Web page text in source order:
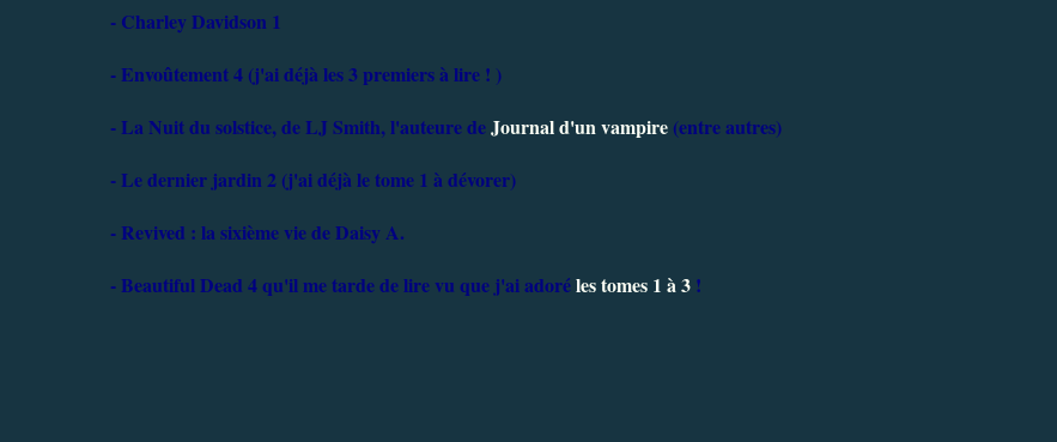
- Charley Davidson 1
- Envoûtement 4 (j'ai déjà les 3 premiers à lire ! )
- La Nuit du solstice, de LJ Smith, l'auteure deJournal d'un vampire (entre autres)
- Le dernier jardin 2 (j'ai déjà le tome 1 à dévorer)
- Revived : la sixième vie de Daisy A.
- Beautiful Dead 4 qu'il me tarde de lire vu que j'ai adoréles tomes 1 à 3 !